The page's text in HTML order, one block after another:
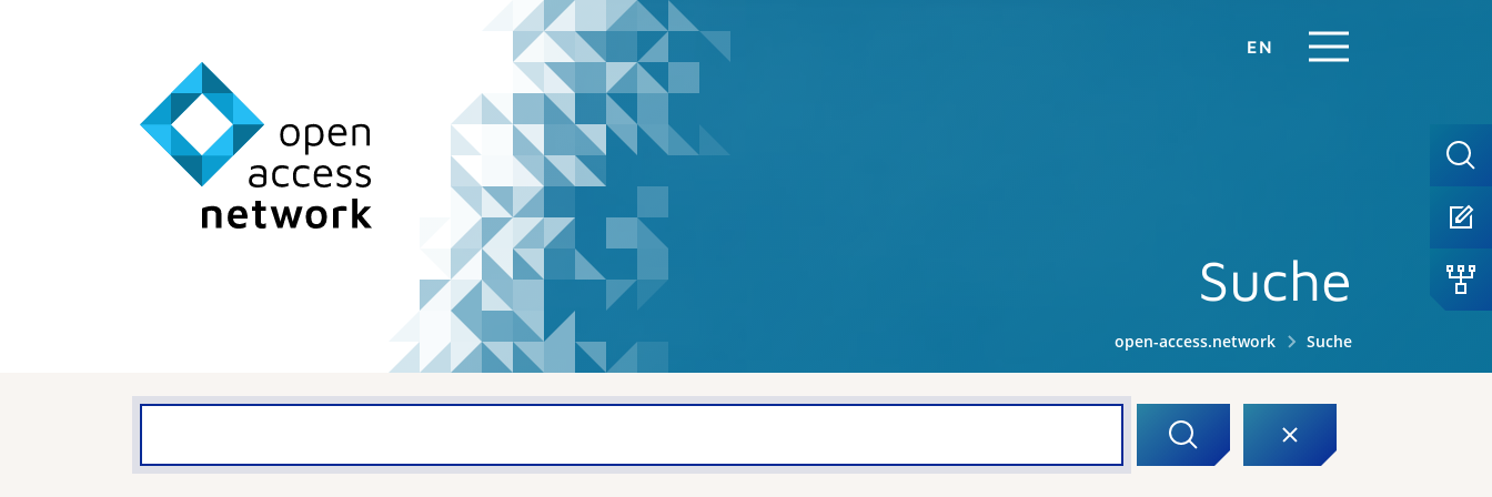
EN
Suche
open-access.network Suche